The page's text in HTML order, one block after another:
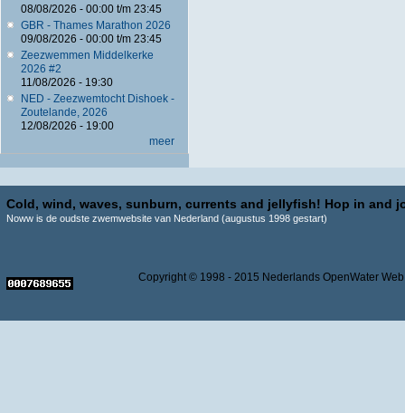
08/08/2026 - 00:00t/m 23:45
GBR - Thames Marathon 2026
09/08/2026 - 00:00t/m 23:45
Zeezwemmen Middelkerke
2026 #2
11/08/2026 - 19:30
NED - Zeezwemtocht Dishoek -
Zoutelande, 2026
12/08/2026 - 19:00
meer
Cold, wind, waves, sunburn, currents and jellyfish! Hop in and
Noww is de oudste zwemwebsite van Nederland (augustus 1998 gestart)
Copyright © 1998 - 2015 Nederlands OpenWater